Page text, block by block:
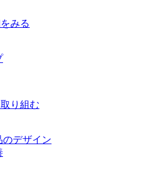
みる
り組む
デザイン